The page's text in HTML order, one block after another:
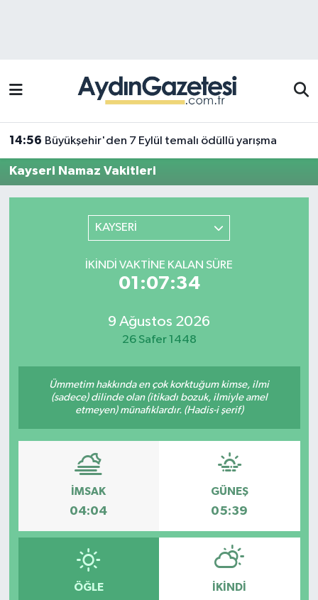
14:56 Büyükşehir'den 7 Eylül temalı ödüllü yarışma
Kayseri Namaz Vakitleri
KAYSERİ
İKINDI VAKTINE KALAN SÜRE
01:07:34
9 Ağustos 2026
26 Safer 1448
Ümmetim hakkında en çok korktuğum kimse, ilmi
(sadece) dilinde olan (itikadı bozuk, ilmiyle amel
etmeyen) münafıklardır. (Hadis-i şerif)
İMSAK
04:04
GÜNEŞ
05:39
ÖĞLE İKINDI
Efeler Trafik Yoğunluk Haritası
Süper Lig Puan Durumu ve Fikstür
Tüm Manşetler
Son Dakika Haberleri
Haber Arşivi